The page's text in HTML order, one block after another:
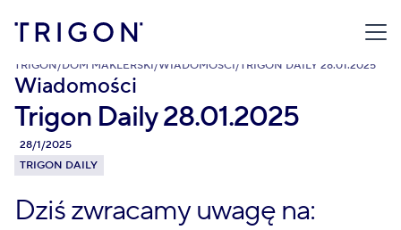
TRIGON/DOM MAKLERSKI/WIADOMOŚCI/ TRIGON DAILY 28.01.2025
Wiadomości
Trigon Daily 28.01.2025
28/1/2025
TRIGON DAILY
Dziś zwracamy uwagę na: